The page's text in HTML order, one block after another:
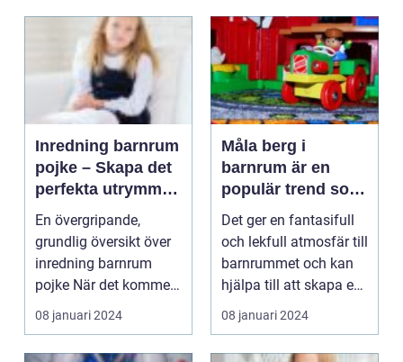
Inredning barnrum
pojke – Skapa det
perfekta utrymmet
för din son
En övergripande,
grundlig översikt över
inredning barnrum
pojke När det kommer
till att inreda ett ...
08 januari 2024
Måla berg i
barnrum är en
populär trend som
har vuxit i
popularitet de
senaste åren
Det ger en fantasifull
och lekfull atmosfär till
barnrummet och kan
hjälpa till att skapa en
rolig o...
08 januari 2024